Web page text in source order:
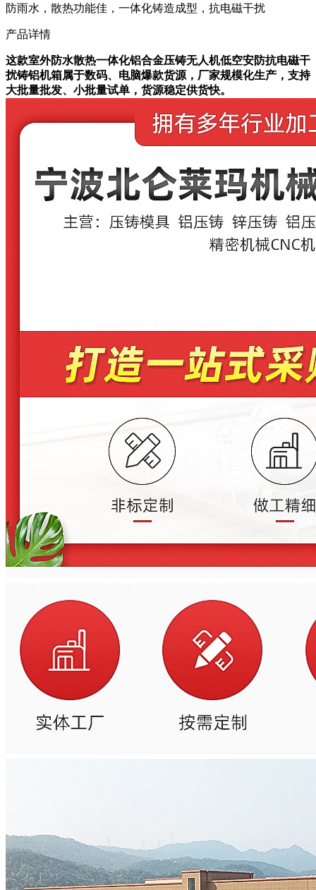
防雨水，散热功能佳，一体化铸造成型，抗电磁干扰
产品详情
这款室外防水散热一体化铝合金压铸无人机低空安防抗电磁干
扰铸铝机箱属于数码、电脑爆款货源，厂家规模化生产，支持
大批量批发、小批量试单，货源稳定供货快。